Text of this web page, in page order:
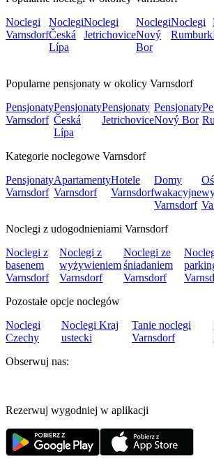
Noclegi
Varnsdorf
Noclegi
Česká
Lípa
Noclegi
Jetrichovice
Noclegi
Nový
Bor
Noclegi
Rumburk
Popularne pensjonaty w okolicy Varnsdorf
Pensjonaty
Varnsdorf
Pensjonaty
Česká
Lípa
Pensjonaty
Jetrichovice
Pensjonaty
Nový Bor
Kategorie noclegowe Varnsdorf
Pensjonaty
Varnsdorf
Apartamenty
Varnsdorf
Hotele
Varnsdorf
Domy
wakacyjne
Varnsdorf
Noclegi z udogodnieniami Varnsdorf
Noclegi z
basenem
Varnsdorf
Noclegi z
wyżywieniem
Varnsdorf
Noclegi ze
śniadaniem
Varnsdorf
Pozostałe opcje noclegów
Noclegi
Czechy
Noclegi Kraj
ustecki
Tanie noclegi
Varnsdorf
Obserwuj nas:
Rezerwuj wygodniej w aplikacji